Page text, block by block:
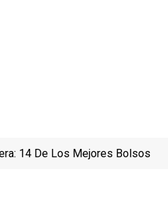
14 De Los Mejores Bolsos